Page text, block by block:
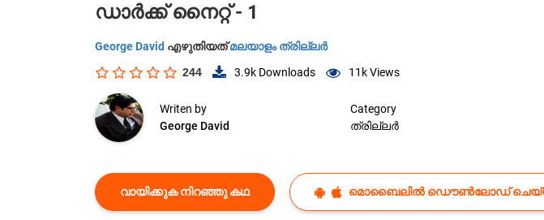
​ഡാർക്ക് നൈറ്റ് - ​1
George David എഴുതിയത്മലയാളം ത്രില്ലർ
244 3.9k Downloads 11kViews
Writen by
George David
Category
ത്രില്ലർ
വായിക്കുക നിറഞ്ഞു കഥ മൊബൈലിൽ ഡൌൺലോഡ്